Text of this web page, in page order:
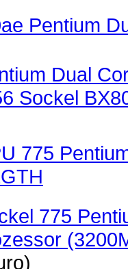
Pentium
Dual
Sockel
775
775